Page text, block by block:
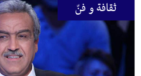
ثقافة و فنّ